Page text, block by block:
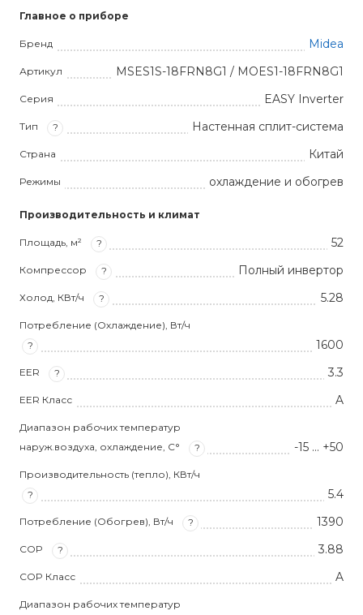
Главное о приборе
Бренд Midea
Артикул MSES1S-18FRN8G1 / MOES1-18FRN8G1
Серия EASY Inverter
Тип ? Настенная сплит-система
Страна Китай
Режимы охлаждение и обогрев
Производительность и климат
Площадь, м² ? 52
Компрессор ? Полный инвертор
Холод, КВт/ч ? 5.28
Потребление (Охлаждение), Вт/ч
?
1600
EER ? 3.3
EER Класс A
Диапазон рабочих температур
наруж.воздуха, охлаждение, С°
? -15 … +50
Производительность (тепло), КВт/ч
?
5.4
Потребление (Обогрев), Вт/ч ? 1390
COP ? 3.88
COP Класс A
Диапазон рабочих температур